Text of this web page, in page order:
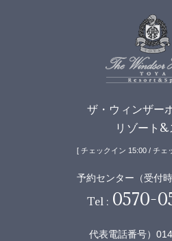
ザ・ウィンザー
リゾート&
[ チェックイン 15:00 / チェ
予約センター（受付
Tel : 0570-
代表電話番号）